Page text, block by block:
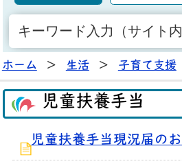
ホーム > 生活 > 子育て支援
児童扶養手当
児童扶養手当現況届の